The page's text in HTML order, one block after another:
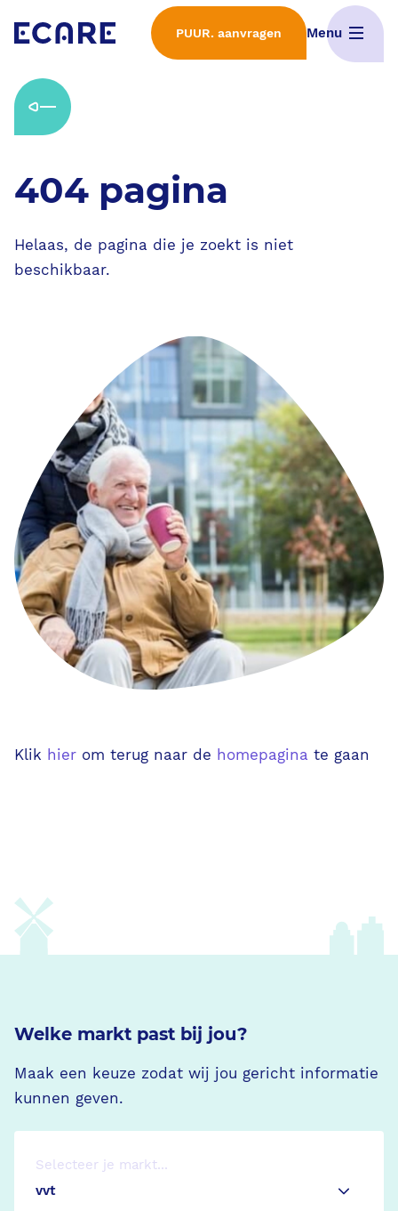
PUUR. aanvragen Menu
Home
Wat is PUUR.
Interactieve demo's
ECD Selectieproces
AI in PUUR.
S-GGZ
PUUR. voor de zorgprofessional
PUUR. voor de bedrijfsvoering
PUUR. voor de familie & cliënt
Werken bij Ecare
Over ons
Onze werkwijze
404 pagina
Helaas, de pagina die je zoekt is niet
beschikbaar.
Klik hier om terug naar de homepagina te gaan
Welke markt past bij jou?
Maak een keuze zodat wij jou gericht informatie
kunnen geven.
Selecteer je markt...